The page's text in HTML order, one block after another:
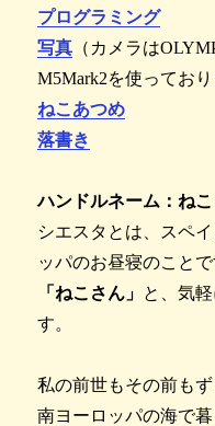
プログラミング
写真 （カメラは
M5Mark2を使っており
ねこあつめ
落書き
ハンドルネーム：ねこ
シエスタとは、スペ
ッパのお昼寝のことで
「ねこさん」 と、気
す。
私の前世もその前も
南ヨーロッパの海で